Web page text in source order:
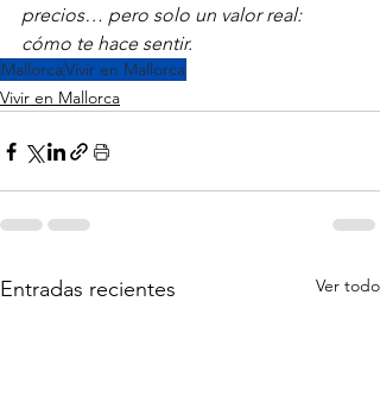
precios… pero solo un valor real:
cómo te hace sentir.
MallorcaVivir en Mallorca
Vivir en Mallorca
Entradas recientes Ver todo